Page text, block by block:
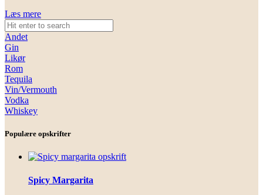
Læs mere
Andet
Gin
Likør
Rom
Tequila
Vin/Vermouth
Vodka
Whiskey
Populære opskrifter
Spicy Margarita